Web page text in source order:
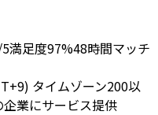
満足度97%48時間マッチ
タイムゾーン200以
企業にサービス提供